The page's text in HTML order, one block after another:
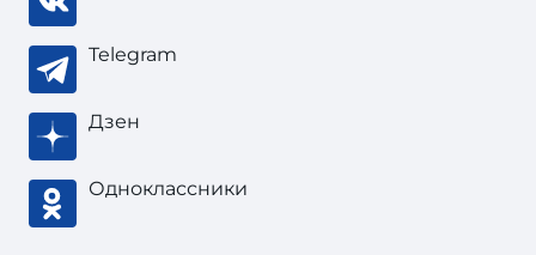
Telegram
Дзен
Одноклассники